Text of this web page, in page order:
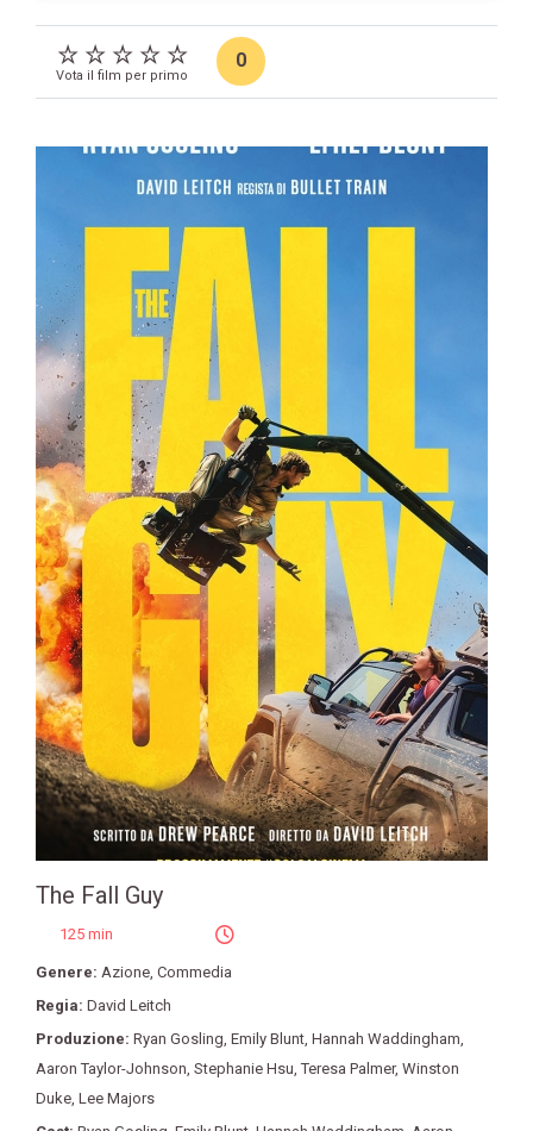
Vota il film per primo
0
The Fall Guy
125 min
Genere: Azione, Commedia
Regia: David Leitch
Produzione: Ryan Gosling, Emily Blunt, Hannah Waddingham,
Aaron Taylor-Johnson, Stephanie Hsu,Teresa Palmer, Winston
Duke, Lee Majors